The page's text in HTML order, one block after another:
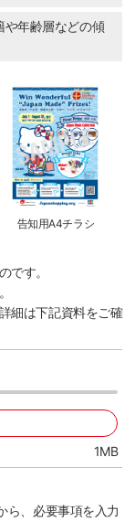
や年齢層などの傾
告知用A4チラシ
です。
細は下記資料をご確
1MB
ら、必要事項を入力